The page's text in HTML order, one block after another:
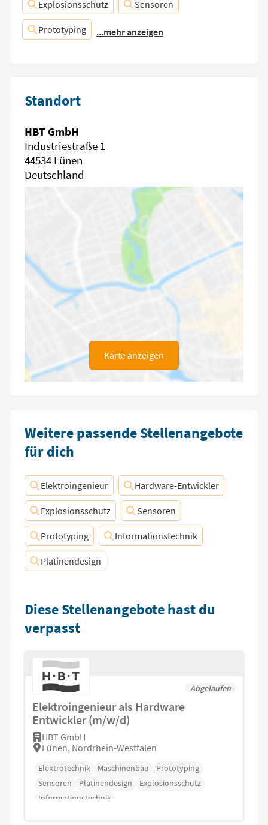
Explosionsschutz Sensoren
Prototyping ...mehr anzeigen
Standort
HBT GmbH
Industriestraße 1
44534 Lünen
Deutschland
Karte anzeigen
Weitere passende Stellenangebote
für dich
Elektroingenieur Hardware-Entwickler
Explosionsschutz Sensoren
Prototyping Informationstechnik
Platinendesign
Diese Stellenangebote hast du
verpasst
Abgelaufen
Elektroingenieur als Hardware
Entwickler (m/w/d)
HBT GmbH
Lünen, Nordrhein-Westfalen
Elektrotechnik Maschinenbau
Prototyping
Sensoren
Platinendesign
Explosionsschutz
Informationstechnik